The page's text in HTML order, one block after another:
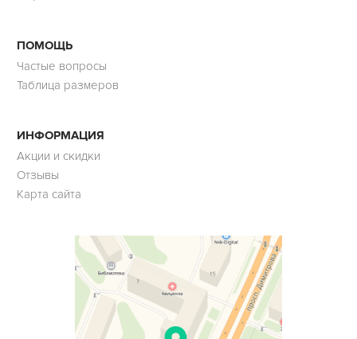
ПОМОЩЬ
Частые вопросы
Таблица размеров
ИНФОРМАЦИЯ
Акции и скидки
Отзывы
Карта сайта